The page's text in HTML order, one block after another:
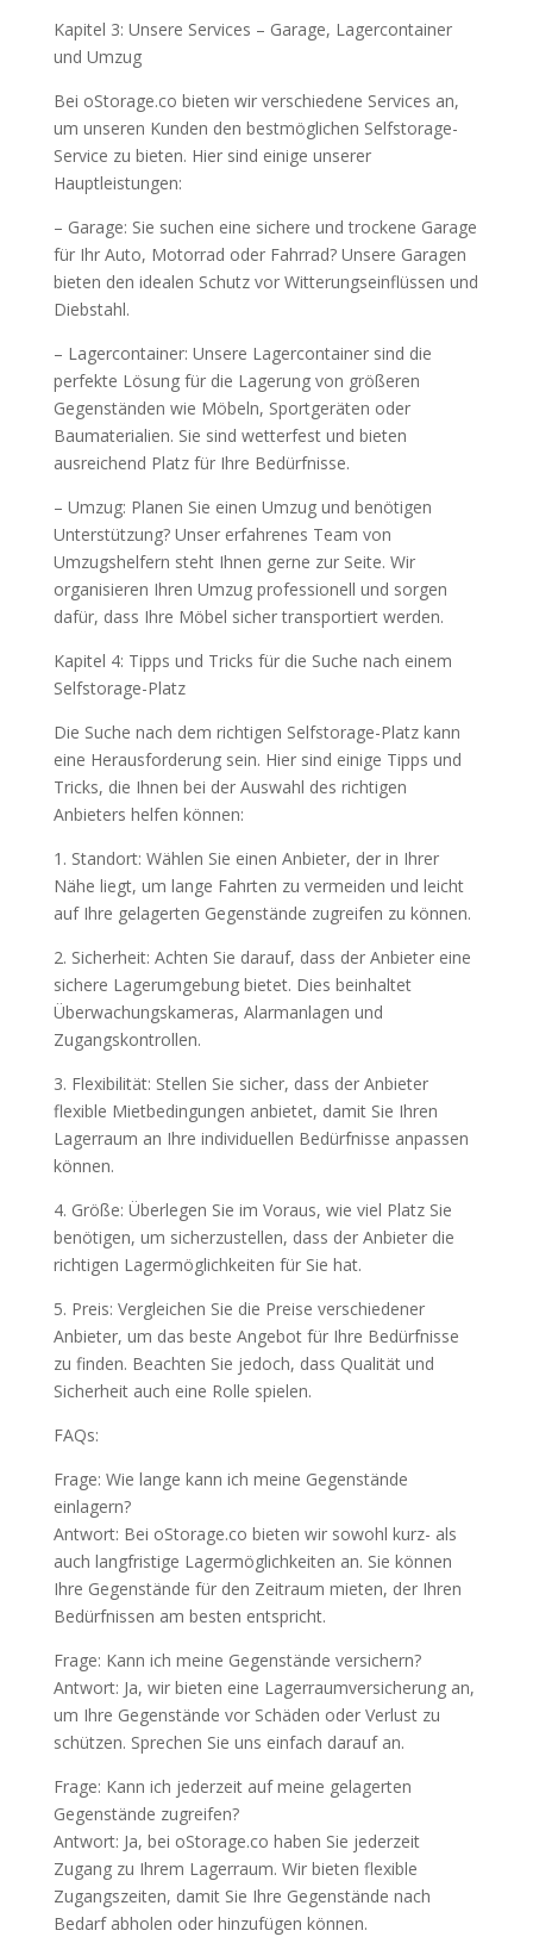
Kapitel 3: Unsere Services – Garage, Lagercontainer
und Umzug
Bei oStorage.co bieten wir verschiedene Services an,
um unseren Kunden den bestmöglichen Selfstorage-
Service zu bieten. Hier sind einige unserer
Hauptleistungen:
– Garage: Sie suchen eine sichere und trockene Garage
für Ihr Auto, Motorrad oder Fahrrad? Unsere Garagen
bieten den idealen Schutz vor Witterungseinflüssen und
Diebstahl.
– Lagercontainer: Unsere Lagercontainer sind die
perfekte Lösung für die Lagerung von größeren
Gegenständen wie Möbeln, Sportgeräten oder
Baumaterialien. Sie sind wetterfest und bieten
ausreichend Platz für Ihre Bedürfnisse.
– Umzug: Planen Sie einen Umzug und benötigen
Unterstützung? Unser erfahrenes Team von
Umzugshelfern steht Ihnen gerne zur Seite. Wir
organisieren Ihren Umzug professionell und sorgen
dafür, dass Ihre Möbel sicher transportiert werden.
Kapitel 4: Tipps und Tricks für die Suche nach einem
Selfstorage-Platz
Die Suche nach dem richtigen Selfstorage-Platz kann
eine Herausforderung sein. Hier sind einige Tipps und
Tricks, die Ihnen bei der Auswahl des richtigen
Anbieters helfen können:
1. Standort: Wählen Sie einen Anbieter, der in Ihrer
Nähe liegt, um lange Fahrten zu vermeiden und leicht
auf Ihre gelagerten Gegenstände zugreifen zu können.
2. Sicherheit: Achten Sie darauf, dass der Anbieter eine
sichere Lagerumgebung bietet. Dies beinhaltet
Überwachungskameras, Alarmanlagen und
Zugangskontrollen.
3. Flexibilität: Stellen Sie sicher, dass der Anbieter
flexible Mietbedingungen anbietet, damit Sie Ihren
Lagerraum an Ihre individuellen Bedürfnisse anpassen
können.
4. Größe: Überlegen Sie im Voraus, wie viel Platz Sie
benötigen, um sicherzustellen, dass der Anbieter die
richtigen Lagermöglichkeiten für Sie hat.
5. Preis: Vergleichen Sie die Preise verschiedener
Anbieter, um das beste Angebot für Ihre Bedürfnisse
zu finden. Beachten Sie jedoch, dass Qualität und
Sicherheit auch eine Rolle spielen.
FAQs:
Frage: Wie lange kann ich meine Gegenstände
einlagern?
Antwort: Bei oStorage.co bieten wir sowohl kurz- als
auch langfristige Lagermöglichkeiten an. Sie können
Ihre Gegenstände für den Zeitraum mieten, der Ihren
Bedürfnissen am besten entspricht.
Frage: Kann ich meine Gegenstände versichern?
Antwort: Ja, wir bieten eine Lagerraumversicherung an,
um Ihre Gegenstände vor Schäden oder Verlust zu
schützen. Sprechen Sie uns einfach darauf an.
Frage: Kann ich jederzeit auf meine gelagerten
Gegenstände zugreifen?
Antwort: Ja, bei oStorage.co haben Sie jederzeit
Zugang zu Ihrem Lagerraum. Wir bieten flexible
Zugangszeiten, damit Sie Ihre Gegenstände nach
Bedarf abholen oder hinzufügen können.